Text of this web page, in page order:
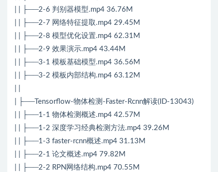
| | ├──2-6 判别器模型.mp4 36.76M
| | ├──2-7 网络特征提取.mp4 29.45M
| | ├──2-8 模型优化设置.mp4 62.31M
| | ├──2-9 效果演示.mp4 43.44M
| | ├──3-1 模板基础模型.mp4 36.56M
| | ├──3-2 模板内部结构.mp4 63.12M
| ├──Tensorflow-物体检测-Faster-Rcnn解读(ID-13043)
| | ├──1-1 物体检测概述.mp4 42.57M
| | ├──1-2 深度学习经典检测方法.mp4 39.26M
| | ├──1-3 faster-rcnn概述.mp4 31.13M
| | ├──2-1 论文概述.mp4 79.82M
| | ├──2-2 RPN网络结构.mp4 70.55M